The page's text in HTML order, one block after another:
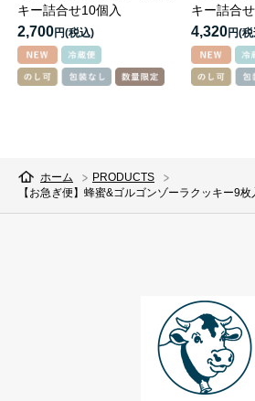
キー詰合せ10個入
2,700円
キー詰合
4,320円
ホーム
PRODUCTS
【お急ぎ便】蜂蜜&ゴルゴンゾーラクッキー9枚